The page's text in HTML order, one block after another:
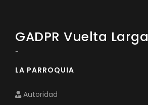
GADPR Vuelta Larga
-
LA PARROQUIA
Autoridad